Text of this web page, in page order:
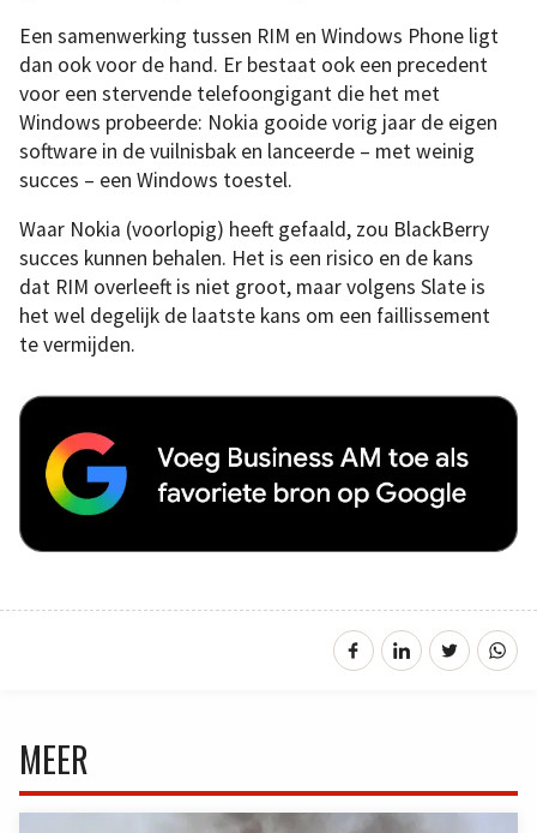
Een samenwerking tussen RIM en Windows Phone ligt
dan ook voor de hand. Er bestaat ook een precedent
voor een stervende telefoongigant die het met
Windows probeerde: Nokia gooide vorig jaar de eigen
software in de vuilnisbak en lanceerde – met weinig
succes – een Windows toestel.
Waar Nokia (voorlopig) heeft gefaald, zou BlackBerry
succes kunnen behalen. Het is een risico en de kans
dat RIM overleeft is niet groot, maar volgens Slate is
het wel degelijk de laatste kans om een faillissement
te vermijden.
MEER